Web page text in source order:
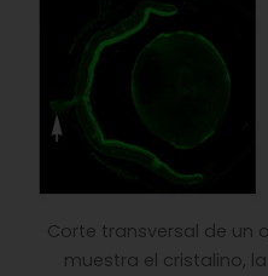
Corte transversal de un
muestra el cristalino,